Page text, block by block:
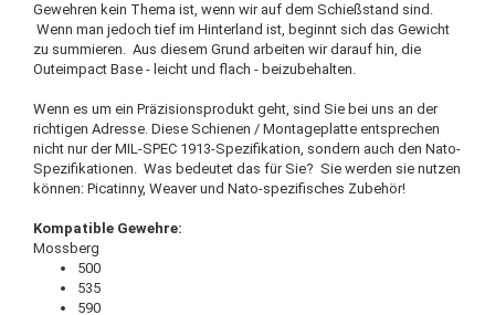
Gewehren kein Thema ist, wenn wir auf dem Schießstand sind.
Wenn man jedoch tief im Hinterland ist, beginnt sich das Gewicht
zu summieren. Aus diesem Grund arbeiten wir darauf hin, die
Outeimpact Base - leicht und flach - beizubehalten.
Wenn es um ein Präzisionsprodukt geht, sind Sie bei uns an der
richtigen Adresse. Diese Schienen / Montageplatte entsprechen
nicht nur der MIL-SPEC 1913-Spezifikation, sondern auch den Nato-
Spezifikationen. Was bedeutet das für Sie? Sie werden sie nutzen
können: Picatinny, Weaver und Nato-spezifisches Zubehör!
Kompatible Gewehre:
Mossberg
500
535
590